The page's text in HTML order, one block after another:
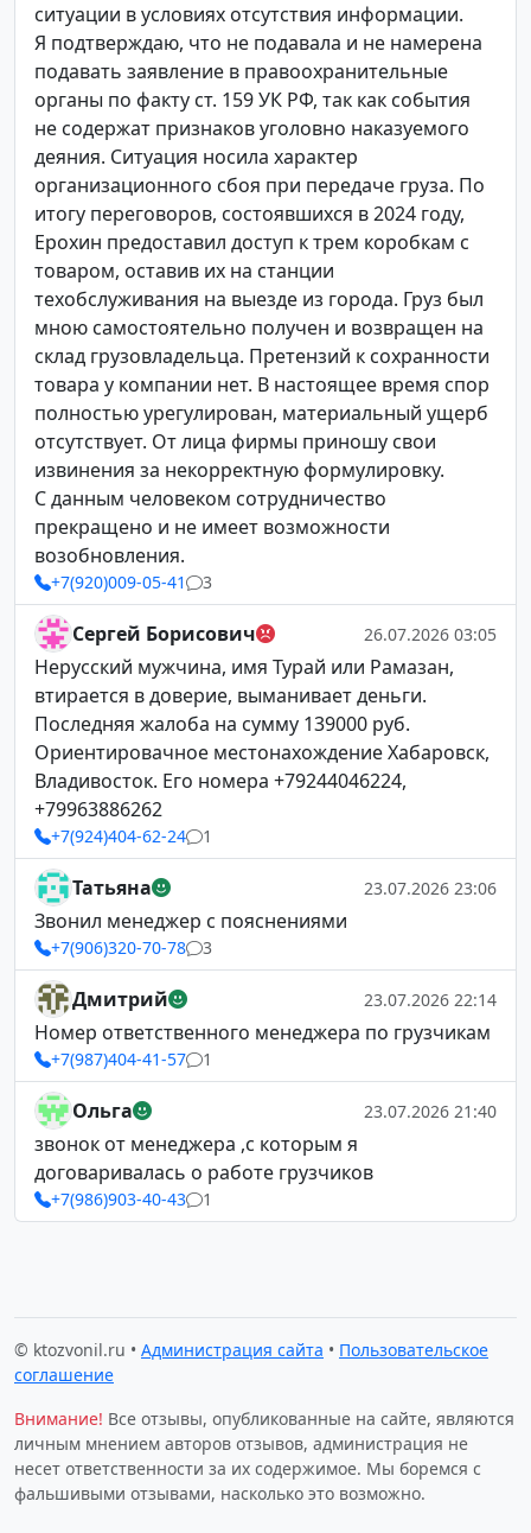
ситуации в условиях отсутствия информации.
Я подтверждаю, что не подавала и не намерена
подавать заявление в правоохранительные
органы по факту ст. 159 УК РФ, так как события
не содержат признаков уголовно наказуемого
деяния. Ситуация носила характер
организационного сбоя при передаче груза. По
итогу переговоров, состоявшихся в 2024 году,
Ерохин предоставил доступ к трем коробкам с
товаром, оставив их на станции
техобслуживания на выезде из города. Груз был
мною самостоятельно получен и возвращен на
склад грузовладельца. Претензий к сохранности
товара у компании нет. В настоящее время спор
полностью урегулирован, материальный ущерб
отсутствует. От лица фирмы приношу свои
извинения за некорректную формулировку.
С данным человеком сотрудничество
прекращено и не имеет возможности
возобновления.
+7(920)009-05-41 3
Сергей Борисович 26.07.2026 03:05
Нерусский мужчина, имя Турай или Рамазан,
втирается в доверие, выманивает деньги.
Последняя жалоба на сумму 139000 руб.
Ориентировачное местонахождение Хабаровск,
Владивосток. Его номера +79244046224,
+79963886262
+7(924)404-62-24 1
Татьяна 23.07.2026 23:06
Звонил менеджер с пояснениями
+7(906)320-70-78 3
Дмитрий 23.07.2026 22:14
Номер ответственного менеджера по грузчикам
+7(987)404-41-57 1
Ольга 23.07.2026 21:40
звонок от менеджера ,с которым я
договаривалась о работе грузчиков
+7(986)903-40-43 1
© ktozvonil.ru • Администрация сайта • Пользовательское
соглашение
Внимание! Все отзывы, опубликованные на сайте, являются
личным мнением авторов отзывов, администрация не
несет ответственности за их содержимое. Мы боремся с
фальшивыми отзывами, насколько это возможно.